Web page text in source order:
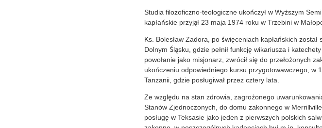
Studia filozoficzno-teologiczne ukończył w Wyższym
kapłańskie przyjął 23 maja 1974 roku w Trzebini w
Ks. Bolesław Zadora, po święceniach kapłańskich
Dolnym Śląsku, gdzie pełnił funkcję wikariusza i
powołanie jako misjonarz, zwrócił się do przełożonych
ukończeniu odpowiedniego kursu przygotowawczego, w
Tanzanii, gdzie posługiwał przez cztery lata.
Ze względu na stan zdrowia, zagrożonego
Stanów Zjednoczonych, do domu zakonnego w
posługę w Teksasie jako jeden z pierwszych polskich